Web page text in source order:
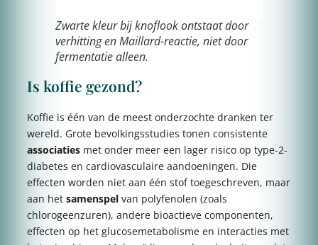
Zwarte kleur bij knoflook ontstaat door
verhitting en Maillard-reactie, niet door
fermentatie alleen.
Is koffie gezond?
Koffie is één van de meest onderzochte dranken ter
wereld. Grote bevolkingsstudies tonen consistente
associaties met onder meer een lager risico op type-2-
diabetes en cardiovasculaire aandoeningen. Die
effecten worden niet aan één stof toegeschreven, maar
aan het samenspel van polyfenolen (zoals
chlorogeenzuren), andere bioactieve componenten,
effecten op het glucosemetabolisme en interacties met